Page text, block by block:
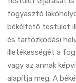
fogyasztó
békéltető testület
és tartózkodási
illetékességét a
vagy az annak
alapítja meg. A